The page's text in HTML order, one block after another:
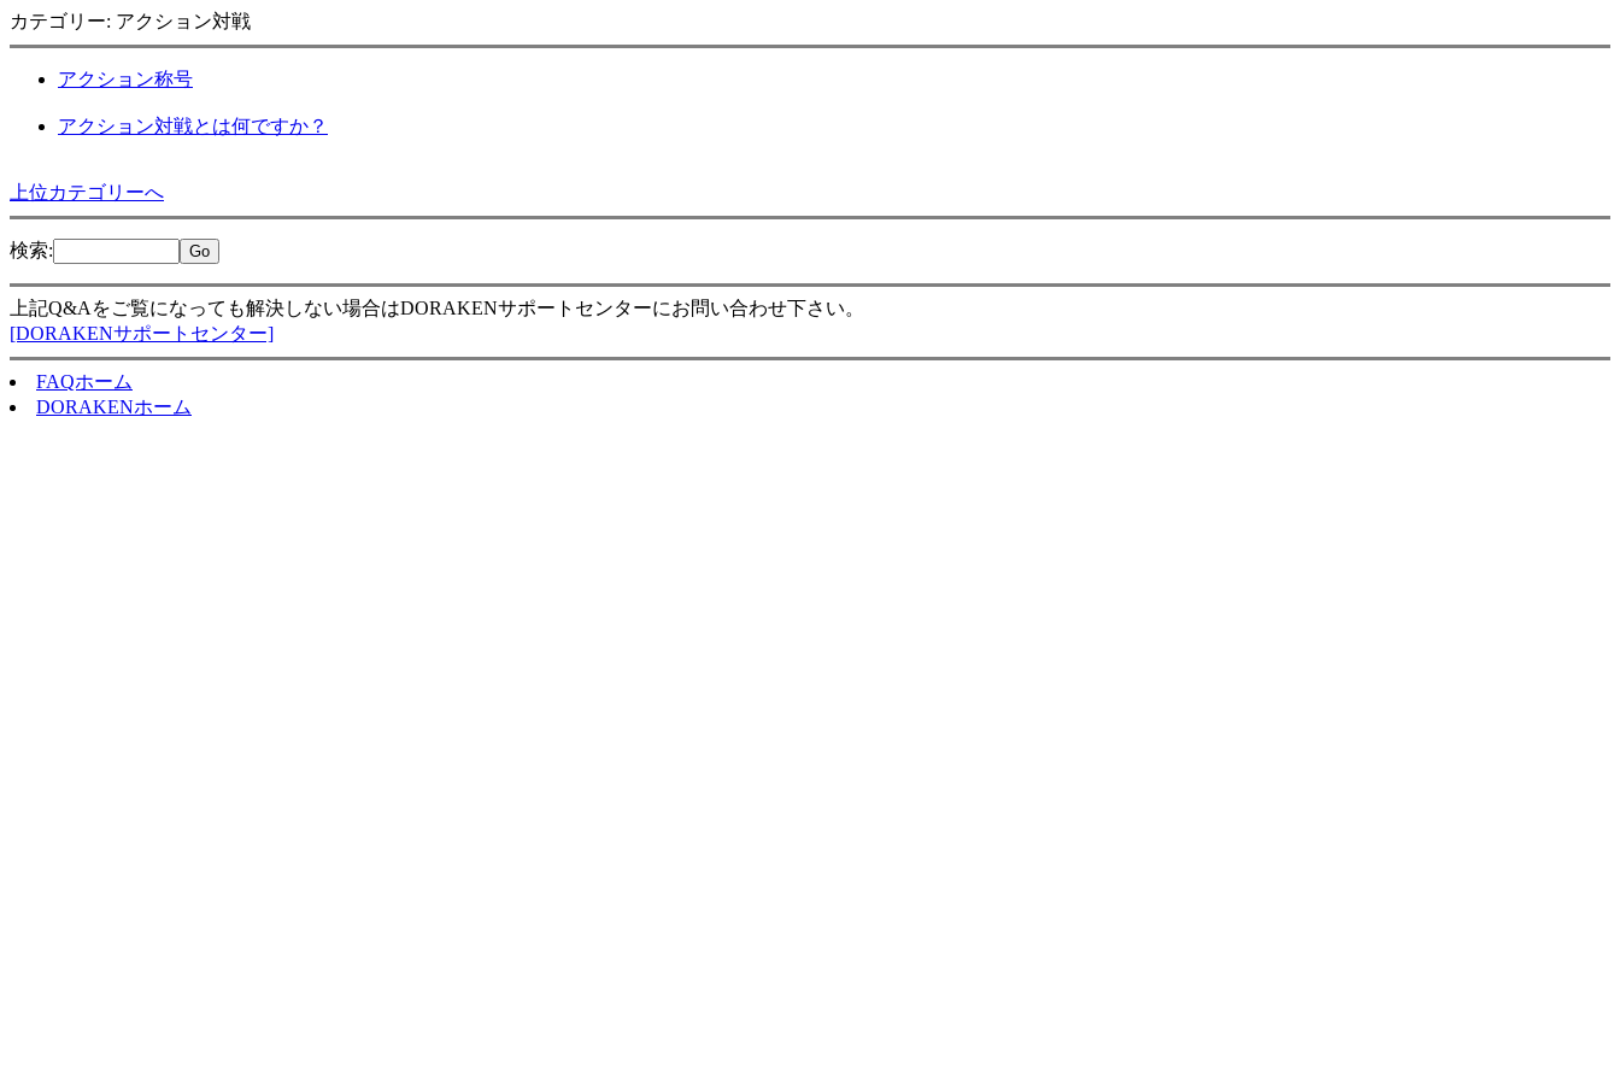
カテゴリー: アクション対戦
アクション称号
アクション対戦とは何ですか？
上位カテゴリーへ
検索:
上記Q&Aをご覧になっても解決しない場合はDORAKENサポートセンターにお問い合わせ下さい。
[DORAKENサポートセンター]
FAQホーム
DORAKENホーム